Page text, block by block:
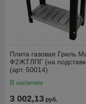
Плита газовая Гриль
Ф2ЖТЛПГ (на
(арт. 50014)
В наличии
3 002,13 руб.